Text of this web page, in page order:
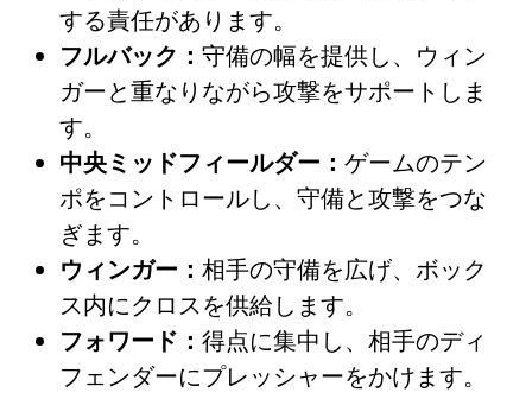
する責任があります。
フルバック： 守備の幅を提供し、ウィン
ガーと重なりながら攻撃をサポートしま
す。
中央ミッドフィールダー： ゲームのテン
ポをコントロールし、守備と攻撃をつな
ぎます。
ウィンガー： 相手の守備を広げ、ボック
ス内にクロスを供給します。
フォワード： 得点に集中し、相手のディ
フェンダーにプレッシャーをかけます。